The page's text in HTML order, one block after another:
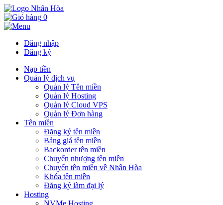
0
Đăng nhập
Đăng ký
Nạp tiền
Quản lý dịch vụ
Quản lý Tên miền
Quản lý Hosting
Quản lý Cloud VPS
Quản lý Đơn hàng
Tên miền
Đăng ký tên miền
Bảng giá tên miền
Backorder tên miền
Chuyển nhượng tên miền
Chuyển tên miền về Nhân Hòa
Khóa tên miền
Đăng ký làm đại lý
Hosting
NVMe Hosting